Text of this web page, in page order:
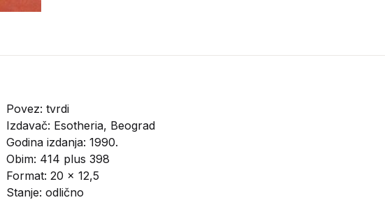
Povez: tvrdi
Izdavač: Esotheria, Beograd
Godina izdanja: 1990.
Obim: 414 plus 398
Format: 20 x 12,5
Stanje: odlično